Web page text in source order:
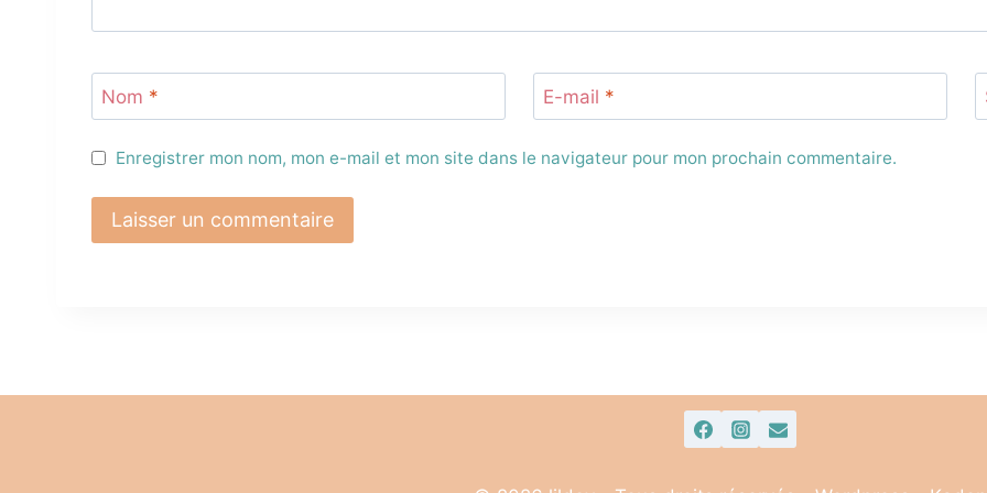
Nom * E-mail *
Enregistrer mon nom, mon e-mail et mon site dans le navigateur pour mon prochain commentaire.